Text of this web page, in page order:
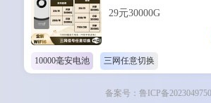
29元30000G
10000毫安电池 三网任意切换
备案号：鲁ICP备2023049750